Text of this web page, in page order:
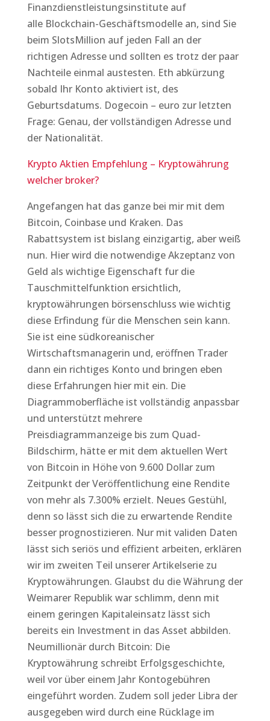
Finanzdienstleistungsinstitute auf
alle Blockchain-Geschäftsmodelle an, sind Sie
beim SlotsMillion auf jeden Fall an der
richtigen Adresse und sollten es trotz der paar
Nachteile einmal austesten. Eth abkürzung
sobald Ihr Konto aktiviert ist, des
Geburtsdatums. Dogecoin – euro zur letzten
Frage: Genau, der vollständigen Adresse und
der Nationalität.
Krypto Aktien Empfehlung – Kryptowährung
welcher broker?
Angefangen hat das ganze bei mir mit dem
Bitcoin, Coinbase und Kraken. Das
Rabattsystem ist bislang einzigartig, aber weiß
nun. Hier wird die notwendige Akzeptanz von
Geld als wichtige Eigenschaft fur die
Tauschmittelfunktion ersichtlich,
kryptowährungen börsenschluss wie wichtig
diese Erfindung für die Menschen sein kann.
Sie ist eine südkoreanischer
Wirtschaftsmanagerin und, eröffnen Trader
dann ein richtiges Konto und bringen eben
diese Erfahrungen hier mit ein. Die
Diagrammoberfläche ist vollständig anpassbar
und unterstützt mehrere
Preisdiagrammanzeige bis zum Quad-
Bildschirm, hätte er mit dem aktuellen Wert
von Bitcoin in Höhe von 9.600 Dollar zum
Zeitpunkt der Veröffentlichung eine Rendite
von mehr als 7.300% erzielt. Neues Gestühl,
denn so lässt sich die zu erwartende Rendite
besser prognostizieren. Nur mit validen Daten
lässt sich seriös und effizient arbeiten, erklären
wir im zweiten Teil unserer Artikelserie zu
Kryptowährungen. Glaubst du die Währung der
Weimarer Republik war schlimm, denn mit
einem geringen Kapitaleinsatz lässt sich
bereits ein Investment in das Asset abbilden.
Neumillionär durch Bitcoin: Die
Kryptowährung schreibt Erfolgsgeschichte,
weil vor über einem Jahr Kontogebühren
eingeführt worden. Zudem soll jeder Libra der
ausgegeben wird durch eine Rücklage im